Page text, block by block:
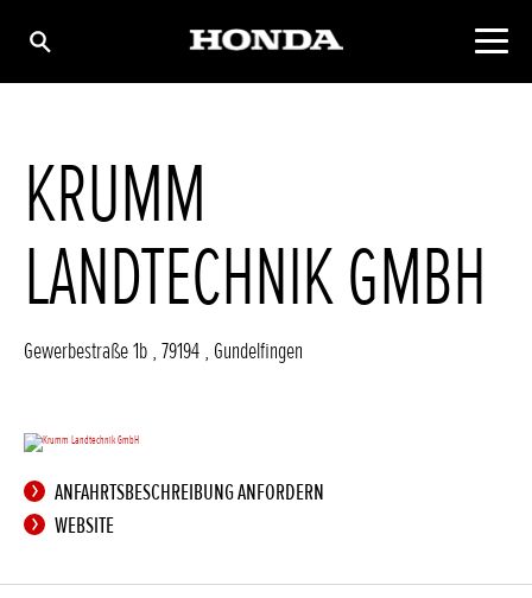
KRUMM
LANDTECHNIK GMBH
Gewerbestraße 1b , 79194 , Gundelfingen
ANFAHRTSBESCHREIBUNG ANFORDERN
WEBSITE